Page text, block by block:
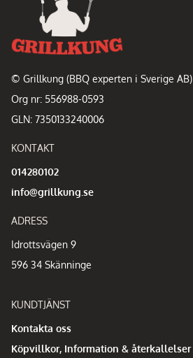
© Grillkung (BBQ experten i Sverige AB)
Org nr: 556988-0593
GLN: 7350133240006
KONTAKT
014280102
info@grillkung.se
ADRESS
Idrottsvägen 9
596 34 Skänninge
KUNDTJÄNST
Kontakta oss
Köpvillkor, Information & återkallelser